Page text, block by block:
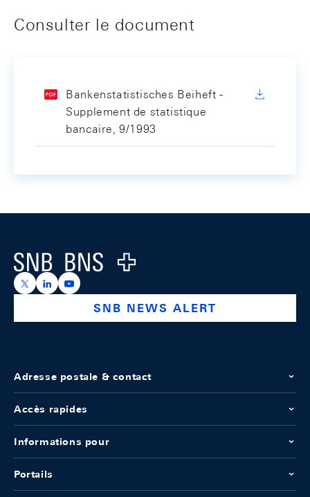
Consulter le document
Bankenstatistisches Beiheft -
Supplement de statistique
bancaire, 9/1993
Logo
https://x.com/snb_bns
https://ch.linkedin.com/company/swiss-national-
https://www.youtube.com/@swissnationalbank
SNB NEWS ALERT
Adresse postale & contact
Accès rapides
Informations pour
Portails